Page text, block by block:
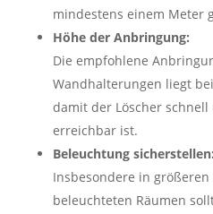
mindestens einem Meter
Höhe der Anbringung:
Die empfohlene
Wandhalterungen liegt
damit der Löscher
erreichbar ist.
Beleuchtung sicherstellen:
Insbesondere in
beleuchteten Räumen